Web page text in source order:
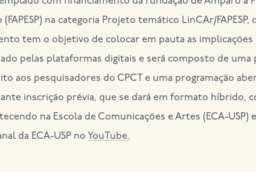
(FAPESP) na categoria Projeto temático LinCAr/
tem o objetivo de colocar em pauta as
pelas plataformas digitais e será composto de uma
aos pesquisadores do CPCT e uma programação
inscrição prévia, que se dará em formato híbrido,
na Escola de Comunicações e Artes (ECA-
da ECA-USP no YouTube.